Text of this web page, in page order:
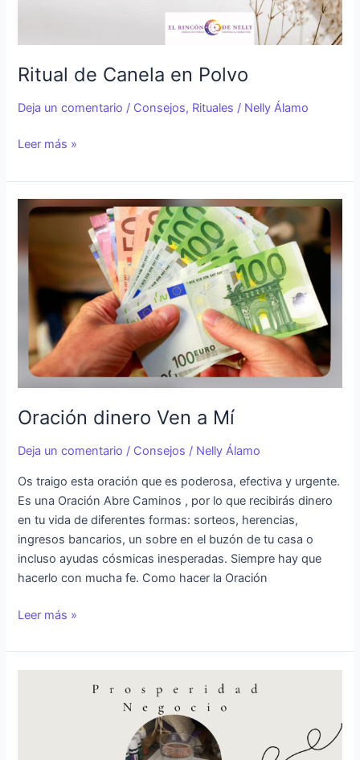
Ritual de Canela en Polvo
Deja un comentario / Consejos, Rituales / Nelly Álamo
Leer más »
Oración dinero Ven a Mí
Deja un comentario / Consejos / Nelly Álamo
Os traigo esta oración que es poderosa, efectiva y urgente.
Es una Oración Abre Caminos , por lo que recibirás dinero
en tu vida de diferentes formas: sorteos, herencias,
ingresos bancarios, un sobre en el buzón de tu casa o
incluso ayudas cósmicas inesperadas. Siempre hay que
hacerlo con mucha fe. Como hacer la Oración
Oración
Ven
a
Leer más »